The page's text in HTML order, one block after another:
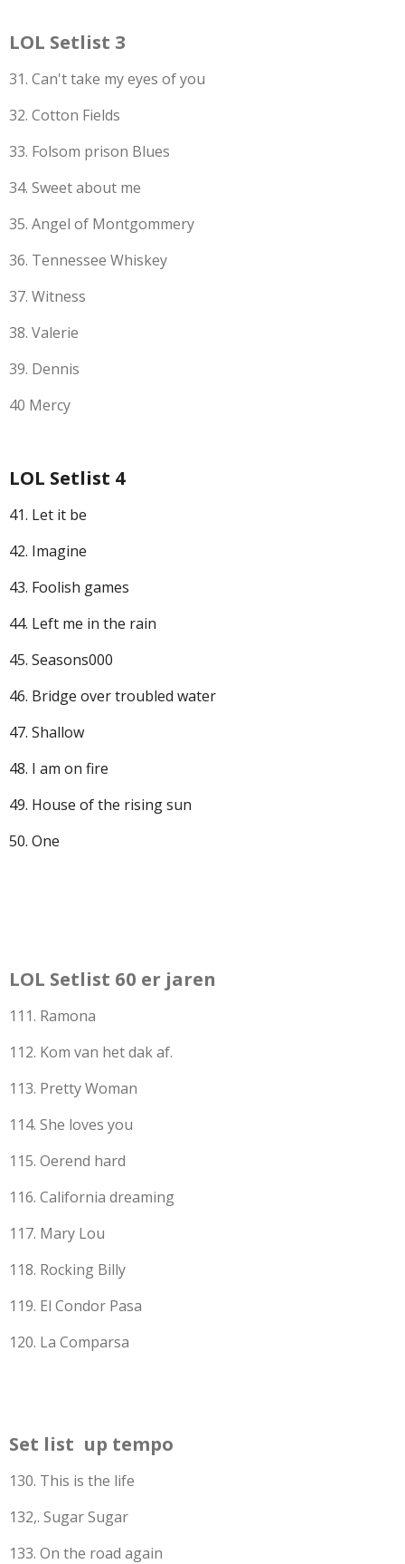
LOL Setlist 3
31. Can't take my eyes of you
32. Cotton Fields
33. Folsom prison Blues
34. Sweet about me
35. Angel of Montgommery
36. Tennessee Whiskey
37. Witness
38. Valerie
39. Dennis
40 Mercy
LOL Setlist 4
41. Let it be
42. Imagine
43. Foolish games
44. Left me in the rain
45. Seasons000
46. Bridge over troubled water
47. Shallow
48. I am on fire
49. House of the rising sun
50. One
LOL Setlist 60 er jaren
111. Ramona
112. Kom van het dak af.
113. Pretty Woman
114. She loves you
115. Oerend hard
116. California dreaming
117. Mary Lou
118. Rocking Billy
119. El Condor Pasa
120. La Comparsa
Set list up tempo
130. This is the life
132,. Sugar Sugar
133. On the road again